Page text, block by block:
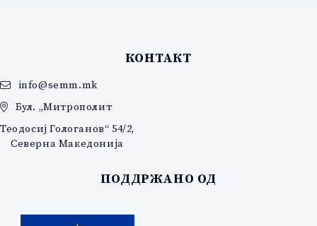
КОНТАКТ
info@semm.mk
Бул. „Митрополит
Теодосиј Гологанов“ 54/2,
Северна Македонија
ПОДДРЖАНО ОД